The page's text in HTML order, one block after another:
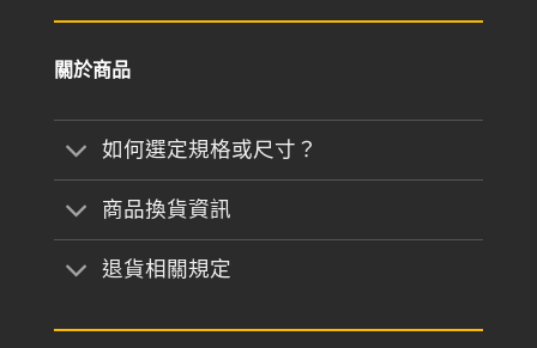
關於商品
如何選定規格或尺寸？
商品換貨資訊
退貨相關規定